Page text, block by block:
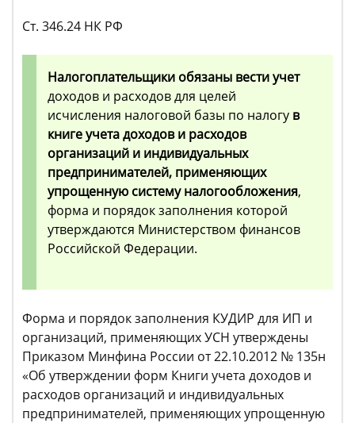
Ст. 346.24 НК РФ
Налогоплательщики обязаны вести учет
доходов и расходов для целей
исчисления налоговой базы по налогу в
книге учета доходов и расходов
организаций и индивидуальных
предпринимателей, применяющих
упрощенную систему налогообложения,
форма и порядок заполнения которой
утверждаются Министерством финансов
Российской Федерации.
Форма и порядок заполнения КУДИР для ИП и
организаций, применяющих УСН утверждены
Приказом Минфина России от 22.10.2012 № 135н
«Об утверждении форм Книги учета доходов и
расходов организаций и индивидуальных
предпринимателей, применяющих упрощенную